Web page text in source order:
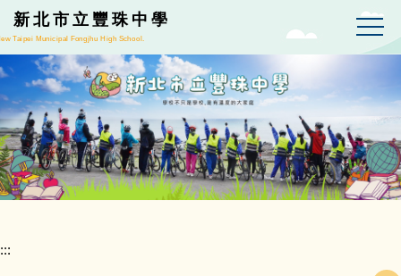
跳
到
主
要
容
區
新北市立豐珠中學
Taipei Municipal Fongjhu High School.
:::